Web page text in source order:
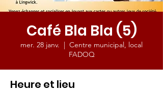
Café Bla Bla (5)
mer. 28 janv.
  |
Centre municipal, local
FADOQ
Heure et lieu